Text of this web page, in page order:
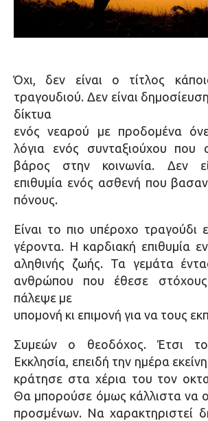
Όχι, δεν είναι ο τίτλος
τραγουδιού. Δεν είναι
δίκτυα
ενός νεαρού με προδομένα
λόγια ενός συνταξιούχου που
βάρος στην κοινωνία. Δεν
επιθυμία ενός ασθενή που
πόνους.
Είναι το πιο υπέροχο τραγούδι
γέροντα. Η καρδιακή επιθυμία
αληθινής ζωής. Τα γεμάτα
ανθρώπου που έθεσε
πάλεψε με
υπομονή κι επιμονή για να τους
Συμεών ο θεοδόχος. Έτσι
Εκκλησία, επειδή την ημέρα
κράτησε στα χέρια του τον
Θα μπορούσε όμως κάλλιστα να
προσμένων. Να χαρακτηριστεί